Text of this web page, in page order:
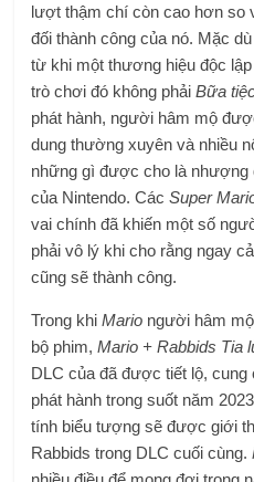
lượt thậm chí còn cao hơn so
đối thành công của nó. Mặc
từ khi một thương hiệu độc
trò chơi đó không phảiBữa
phát hành, người hâm mộ
dung thường xuyên và nhiều
những gì được cho là
của Nintendo. CácSuper
vai chính đã khiến một số
phải vô lý khi cho rằng ngay
cũng sẽ thành công.
Trong khiMario người hâm
bộ phim,Mario + Rabbids Tia
DLC của đã được tiết lộ,
phát hành trong suốt năm
tính biểu tượng sẽ được giới
Rabbids trong DLC ​​cuối cùng.